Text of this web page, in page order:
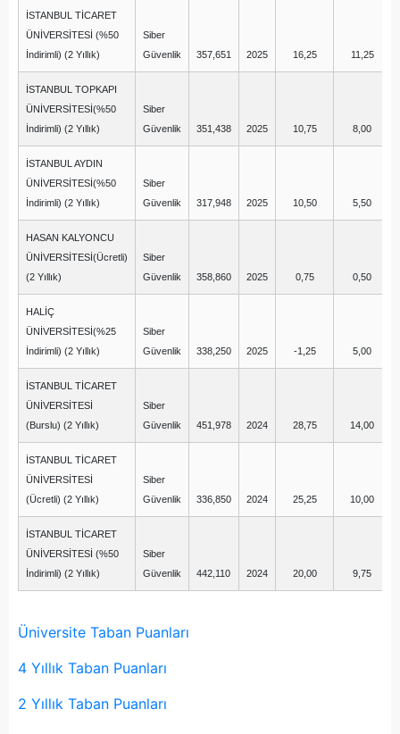
İSTANBUL TİCARET
ÜNİVERSİTESİ (%50
İndirimli) (2 Yıllık)
Siber
Güvenlik
357,651 2025 16,25 11,25
İSTANBUL TOPKAPI
ÜNİVERSİTESİ(%50
İndirimli) (2 Yıllık)
Siber
Güvenlik
351,438 2025 10,75 8,00
İSTANBUL AYDIN
ÜNİVERSİTESİ(%50
İndirimli) (2 Yıllık)
Siber
Güvenlik
317,948 2025 10,50 5,50
HASAN KALYONCU
ÜNİVERSİTESİ(Ücretli)
(2 Yıllık)
Siber
Güvenlik
358,860 2025 0,75 0,50
HALİÇ
ÜNİVERSİTESİ(%25
İndirimli) (2 Yıllık)
Siber
Güvenlik
338,250 2025 -1,25 5,00
İSTANBUL TİCARET
ÜNİVERSİTESİ
(Burslu) (2 Yıllık)
Siber
Güvenlik
451,978 2024 28,75 14,00
İSTANBUL TİCARET
ÜNİVERSİTESİ
(Ücretli) (2 Yıllık)
Siber
Güvenlik
336,850 2024 25,25 10,00
İSTANBUL TİCARET
ÜNİVERSİTESİ (%50
İndirimli) (2 Yıllık)
Siber
Güvenlik
442,110 2024 20,00 9,75
Üniversite Taban Puanları
4 Yıllık Taban Puanları
2 Yıllık Taban Puanları